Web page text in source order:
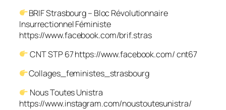
BRIF Strasbourg – Bloc Révolutionnaire
Insurrectionnel Féministe
https://www.facebook.com/brif.stras
CNT STP 67 https://www.facebook.com/ cnt67
Collages_feministes_strasbourg
Nous Toutes Unistra
https://www.instagram.com/noustoutesunistra/